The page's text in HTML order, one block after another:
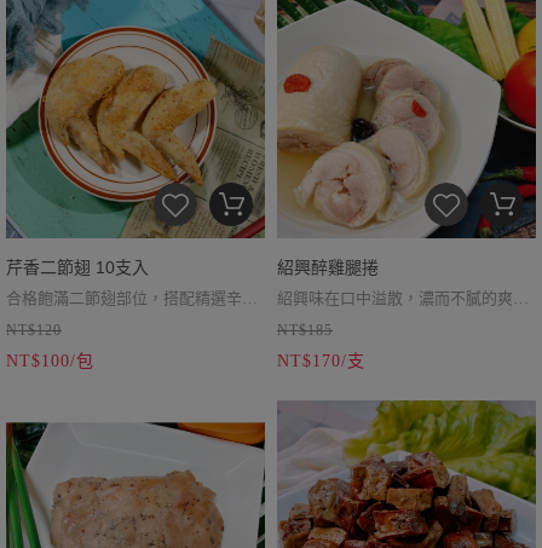
芹香二節翅 10支入
合格飽滿二節翅部位，搭配精選辛香
料以及黃金比例調製的醬汁，緊密包
裹鮮嫩雞肉，入口鹹甜交錯吮指回
NT$120
NT$100/包
紹興醉雞腿捲
紹興味在口中溢散，濃而不膩的爽口
滋味
NT$185
NT$170/支